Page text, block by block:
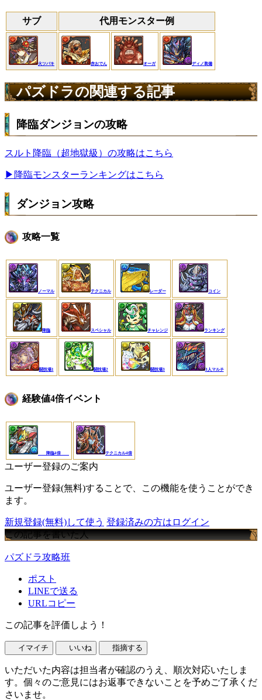
サブ 代用モンスター例
火ツバキ 赤おでん オーガ ディノ装備
パズドラの関連する記事
降臨ダンジョンの攻略
スルト降臨（超地獄級）の攻略はこちら
▶降臨モンスターランキングはこちら
ダンジョン攻略
攻略一覧
ノーマル テクニカル レーダー コイン
降臨 スペシャル チャレンジ ランキング
闘技場1 闘技場2 闘技場3 3人マルチ
経験値4倍イベント
降臨4倍 テクニカル4倍
ユーザー登録のご案内
ユーザー登録(無料)することで、この機能を使うことができ
ます。
新規登録(無料)して使う 登録済みの方はログイン
この記事を書いた人
パズドラ攻略班
ポスト
LINEで送る
URLコピー
この記事を評価しよう！
イマイチ いいね 指摘する
いただいた内容は担当者が確認のうえ、順次対応いたしま
す。個々のご意見にはお返事できないことを予めご了承くだ
さいませ。